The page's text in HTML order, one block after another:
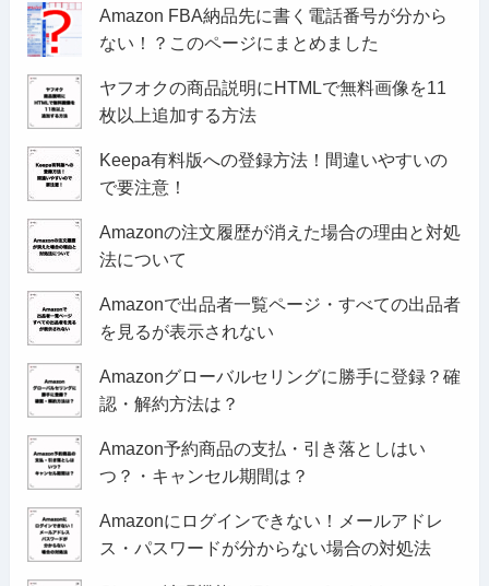
Amazon FBA納品先に書く電話番号が分から
ない！？このページにまとめました
ヤフオクの商品説明にHTMLで無料画像を11
枚以上追加する方法
Keepa有料版への登録方法！間違いやすいの
で要注意！
Amazonの注文履歴が消えた場合の理由と対処
法について
Amazonで出品者一覧ページ・すべての出品者
を見るが表示されない
Amazonグローバルセリングに勝手に登録？確
認・解約方法は？
Amazon予約商品の支払・引き落としはい
つ？・キャンセル期間は？
Amazonにログインできない！メールアドレ
ス・パスワードが分からない場合の対処法